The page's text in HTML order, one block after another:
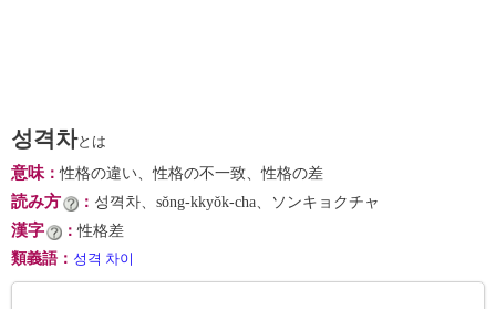
성격차とは
意味：性格の違い、性格の不一致、性格の差
読み方 ： 성껵차、sŏng-kkyŏk-cha、ソンキョクチャ
漢字 ：性格差
類義語 ： 성격 차이